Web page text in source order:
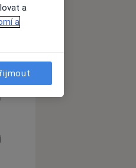
St
12 Srpen
a
a